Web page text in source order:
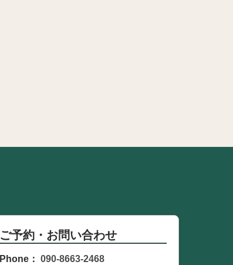
ご予約・お問い合わせ
Phone： 090-8663-2468